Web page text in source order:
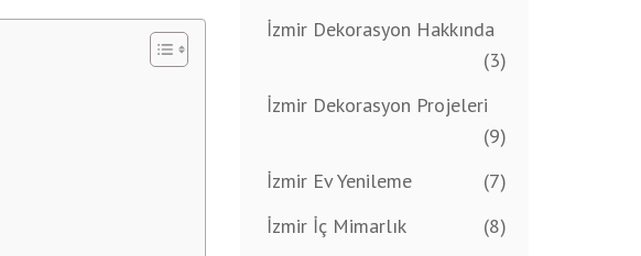
İzmir Dekorasyon Hakkında
(3)
İzmir Dekorasyon Projeleri
(9)
İzmir Ev Yenileme
(7)
İzmir İç Mimarlık
(8)